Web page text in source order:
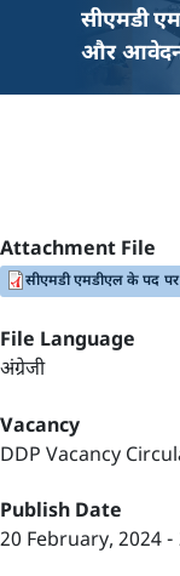
सीएमडी
और आवेदन
Attachment File
सीएमडी एमडीएल के पद
File Language
अंग्रेजी
Vacancy
DDP Vacancy
Publish Date
20 February, 2024-